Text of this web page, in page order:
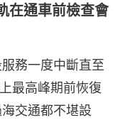
在通車前檢查會
務一度中斷直至
最高峰期前恢復
交通都不堪設